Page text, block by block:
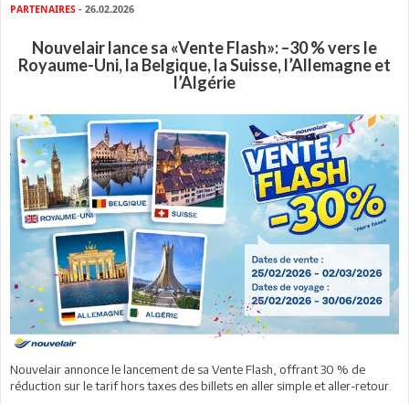
PARTENAIRES - 26.02.2026
Nouvelair lance sa «Vente Flash»: –30 % vers le
Royaume-Uni, la Belgique, la Suisse, l’Allemagne et
l’Algérie
Nouvelair annonce le lancement de sa Vente Flash, offrant 30 % de
réduction sur le tarif hors taxes des billets en aller simple et aller-retour.